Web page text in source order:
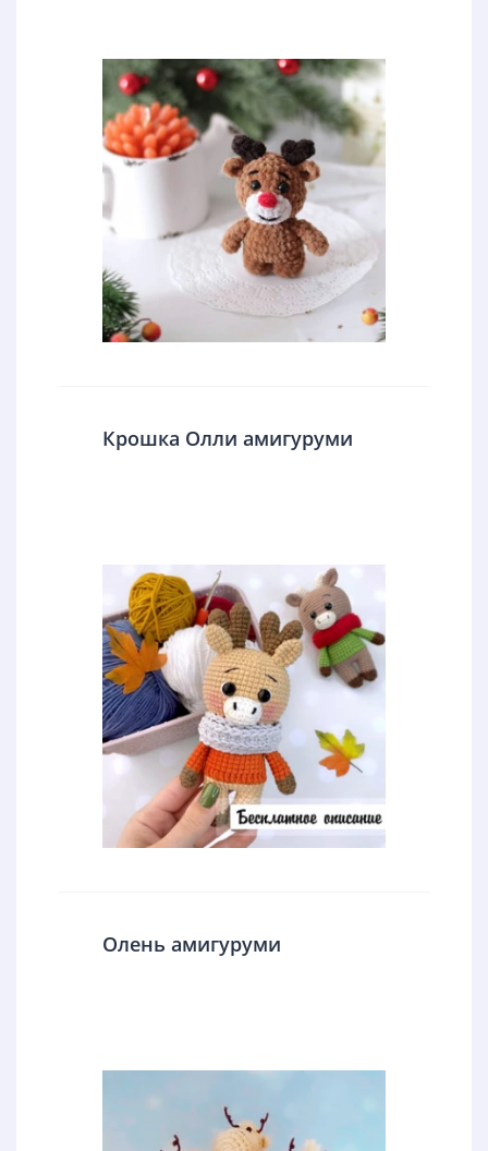
Крошка Олли амигуруми
Олень амигуруми